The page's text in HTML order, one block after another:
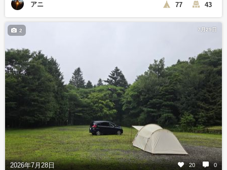
アニ 77 43
7月29日
2026年7月28日 20 0
2